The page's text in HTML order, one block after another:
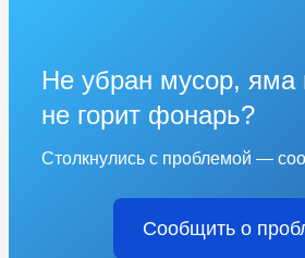
Не убран мусор, яма
не горит фонарь?
Столкнулись с проблемой —
Сообщить о